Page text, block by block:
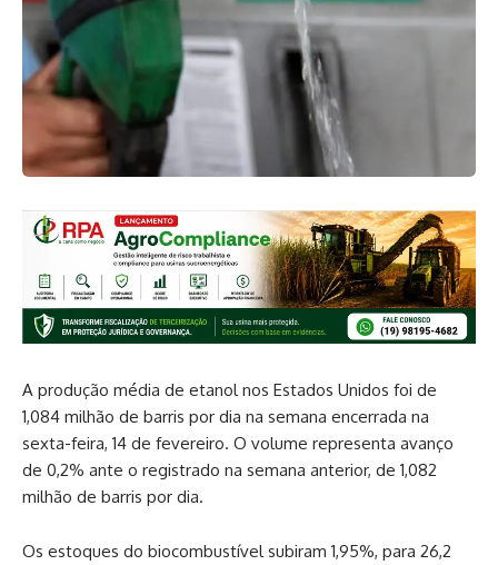
A produção média de etanol nos Estados Unidos foi de
1,084 milhão de barris por dia na semana encerrada na
sexta-feira, 14 de fevereiro. O volume representa avanço
de 0,2% ante o registrado na semana anterior, de 1,082
milhão de barris por dia.
Os estoques do biocombustível subiram 1,95%, para 26,2